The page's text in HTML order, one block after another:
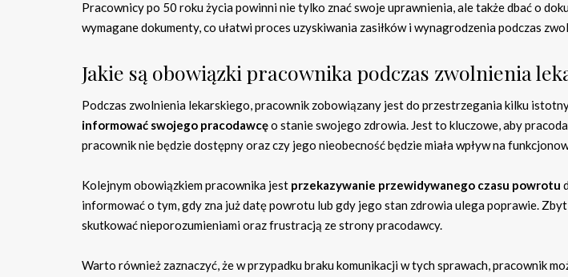
Pracownicy po 50 roku życia powinni nie tylko znać swoje uprawnienia, ale także dbać o
wymagane dokumenty, co ułatwi proces uzyskiwania zasiłków i wynagrodzenia podczas
Jakie są obowiązki pracownika podczas zwolnienia
Podczas zwolnienia lekarskiego, pracownik zobowiązany jest do przestrzegania kilku
informować swojego pracodawcęo stanie swojego zdrowia. Jest to kluczowe, aby
pracownik nie będzie dostępny oraz czy jego nieobecność będzie miała wpływ na
Kolejnym obowiązkiem pracownika jest przekazywanie przewidywanego czasu powrotu
informować o tym, gdy zna już datę powrotu lub gdy jego stan zdrowia ulega poprawie.
skutkować nieporozumieniami oraz frustracją ze strony pracodawcy.
Warto również zaznaczyć, że w przypadku braku komunikacji w tych sprawach, pracownik